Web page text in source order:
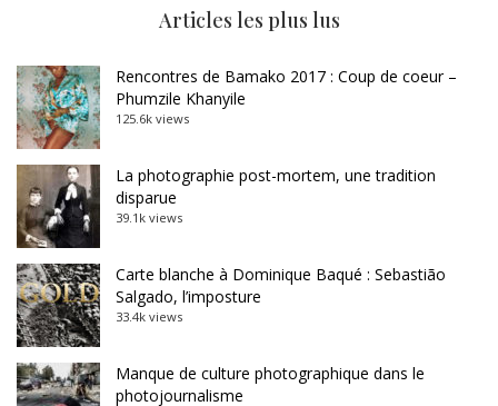
Articles les plus lus
Rencontres de Bamako 2017 : Coup de coeur –
Phumzile Khanyile
125.6k views
La photographie post-mortem, une tradition
disparue
39.1k views
Carte blanche à Dominique Baqué : Sebastião
Salgado, l’imposture
33.4k views
Manque de culture photographique dans le
photojournalisme